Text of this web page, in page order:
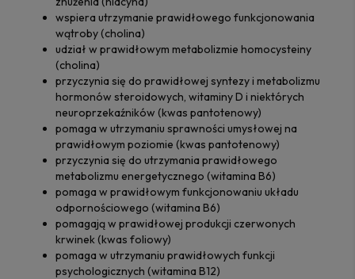
wspiera utrzymanie prawidłowego funkcjonowania
wątroby (cholina)
udział w prawidłowym metabolizmie homocysteiny
(cholina)
przyczynia się do prawidłowej syntezy i metabolizmu
hormonów steroidowych, witaminy D i niektórych
neuroprzekaźników (kwas pantotenowy)
pomaga w utrzymaniu sprawności umysłowej na
prawidłowym poziomie (kwas pantotenowy)
przyczynia się do utrzymania prawidłowego
metabolizmu energetycznego (witamina B6)
pomaga w prawidłowym funkcjonowaniu układu
odpornościowego (witamina B6)
pomagają w prawidłowej produkcji czerwonych
krwinek (kwas foliowy)
pomaga w utrzymaniu prawidłowych funkcji
psychologicznych (witamina B12)